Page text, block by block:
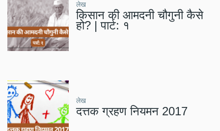
लेख
किसान की आमदनी चौगुनी कैसे
हो? | पार्ट: १
लेख
दत्तक ग्रहण नियमन 2017